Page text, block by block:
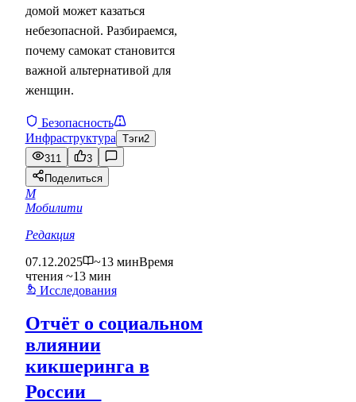
домой может казаться
небезопасной. Разбираемся,
почему самокат становится
важной альтернативой для
женщин.
Безопасность
Инфраструктура Тэги2
311
3
Поделиться
М
Мобилити
Редакция
07.12.2025
~13 минВремя
чтения ~13 мин
Исследования
Отчёт о социальном
влиянии
кикшеринга в
России